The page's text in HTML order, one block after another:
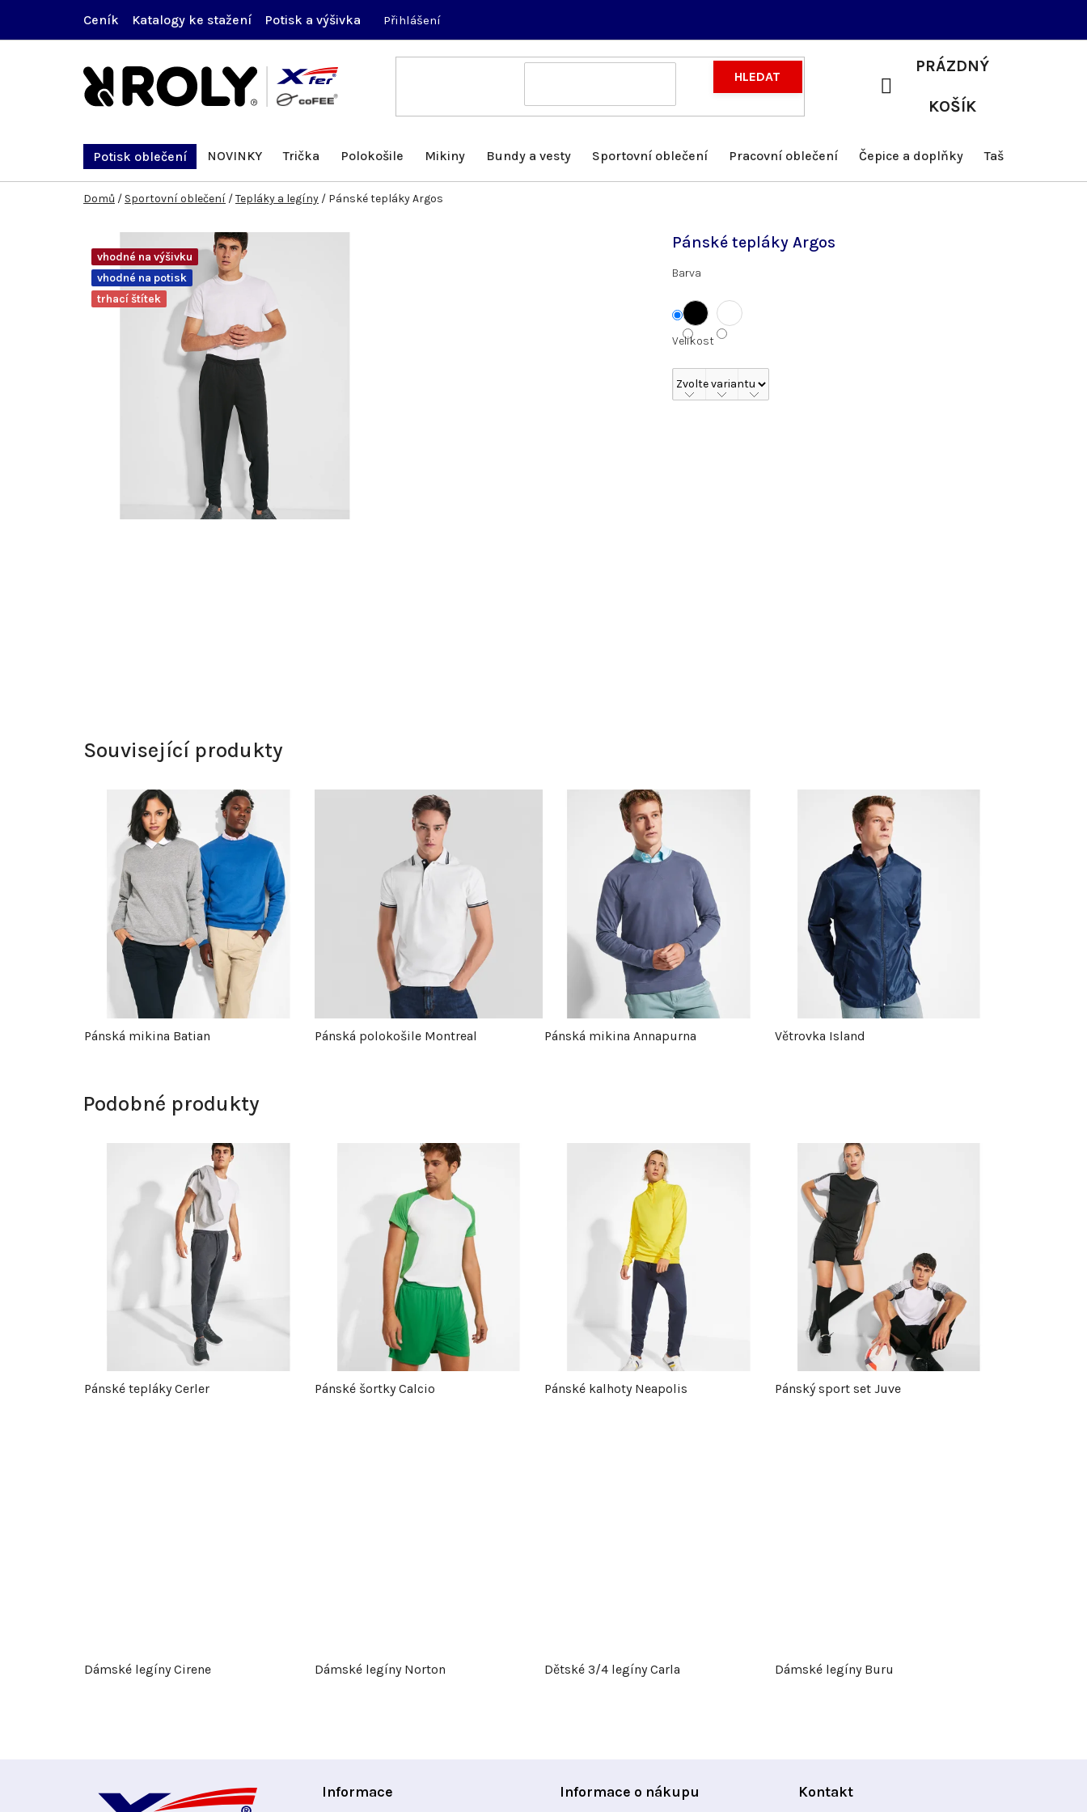
obsah
Ceník Katalogy ke stažení Potisk a výšivka Přihlášení
HLEDAT
NÁKUPNÍ
PRÁZDNÝ
KOŠÍK
Potisk oblečení NOVINKY Trička Polokošile Mikiny Bundy a vesty Sportovní oblečení Pracovní oblečení Čepice a doplňky Tašky a batohy
Domů / Sportovní oblečení /Tepláky a legíny / Pánské tepláky Argos
Pánské tepláky Argos
Barva
Velikost
vhodné na výšivku
vhodné na potisk
trhací štítek
Související produkty
Pánská mikina Batian Pánská polokošile Montreal Pánská mikina Annapurna Větrovka Island
Podobné produkty
Pánské tepláky Cerler Pánské šortky Calcio Pánské kalhoty Neapolis Pánský sport set Juve
Dámské legíny Cirene Dámské legíny Norton Dětské 3/4 legíny Carla Dámské legíny Buru
Informace Informace o nákupu Kontakt